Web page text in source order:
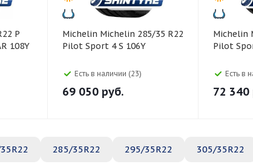
108Y
Michelin Michelin 285/35 R22
Pilot Sport 4 S 106Y
Есть в наличии (23)
69 050 руб.
Michelin Michelin 285/35 R22
Pilot
Есть в
72 340
285/35R22 295/35R22 305/35R22